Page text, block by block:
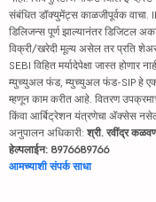
संबंधित डॉक्युमेंट्स काळजीपूर्वक वाचा.
डिलिजन्स पूर्ण झाल्यानंतर डिजिटल
विक्री/खरेदी मूल्य असेल तर प्रति
SEBI विहित मर्यादेपेक्षा जास्त होणार
म्युच्युअल फंड, म्युच्युअल फंड-SIP हे
म्हणून काम करीत आहे. वितरण
किंवा आर्बिट्रेशन यंत्रणेचा ॲक्सेस
अनुपालन अधिकारी: श्री. रवींद्र
हेल्पलाईन: 8976689766
आमच्याशी संपर्क साधा